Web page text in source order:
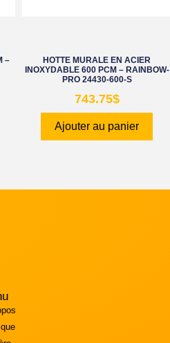
–
HOTTE MURALE EN ACIER
INOXYDABLE 600 PCM – RAINBOW-
PRO 24430-600-S
743.75$
Ajouter au panier